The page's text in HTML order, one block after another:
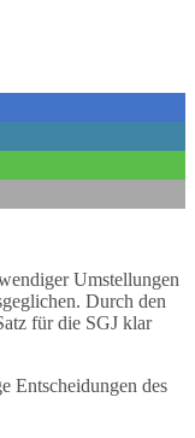
Umstellungen
Durch den
für die SGJ klar
Entscheidungen des